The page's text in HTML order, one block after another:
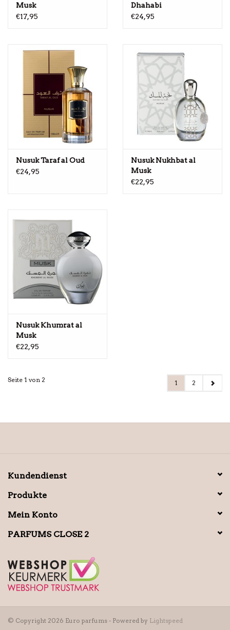
Musk
€17,95
Dhahabi
€24,95
Nusuk Taraf al Oud
€24,95
Nusuk Nukhbat al
Musk
€22,95
Nusuk Khumrat al
Musk
€22,95
Seite 1 von 2 1 2
Kundendienst
Produkte
Mein Konto
PARFUMS CLOSE 2
© Copyright 2026 Euro parfums - Powered by Lightspeed